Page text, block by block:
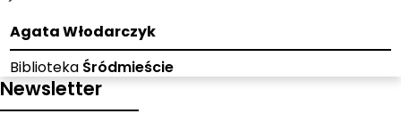
Agata Włodarczyk
Biblioteka Śródmieście
Newsletter